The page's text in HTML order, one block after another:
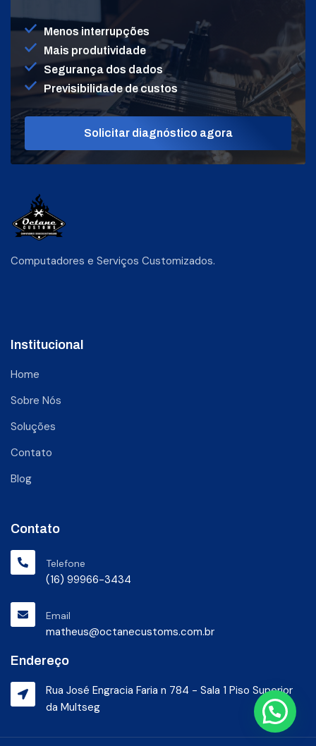
Menos interrupções
Mais produtividade
Segurança dos dados
Previsibilidade de custos
Solicitar diagnóstico agora
Computadores e Serviços Customizados.
Institucional
Home
Sobre Nós
Soluções
Contato
Blog
Contato
Telefone
(16) 99966-3434
Email
matheus@octanecustoms.com.br
Endereço
Rua José Engracia Faria n 784 - Sala 1 Piso Superior
da Multseg